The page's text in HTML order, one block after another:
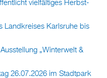
vielfältiges Herbst-
Landkreises Karlsruhe bis
„Winterwelt &
26.07.2026 im Stadtpark